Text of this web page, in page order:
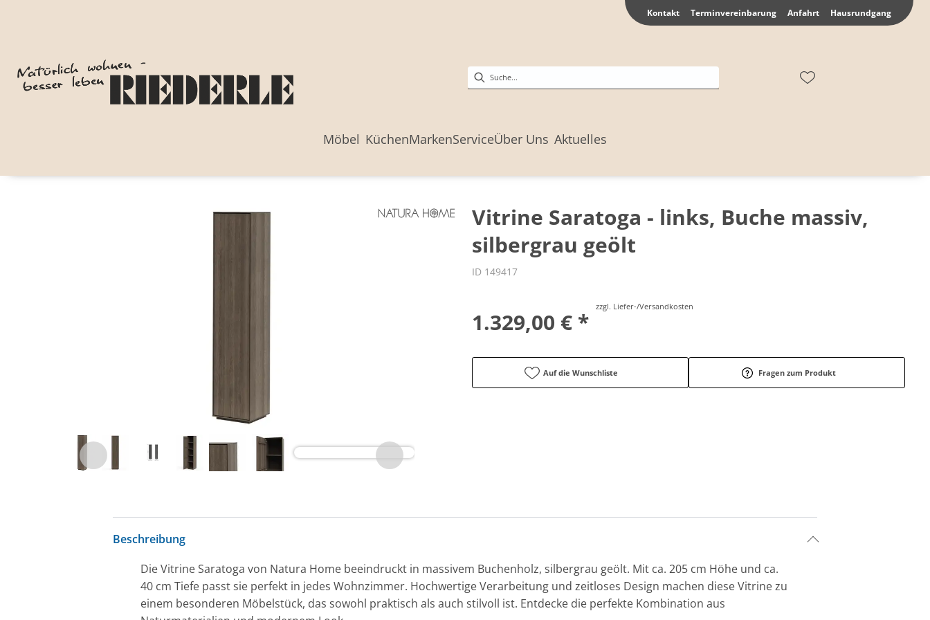
Kontakt Terminvereinbarung Anfahrt Hausrundgang
Möbel KüchenMarkenServiceÜber Uns Aktuelles
Vitrine Saratoga - links, Buche massiv,
silbergrau geölt
ID 149417
1.329,00 € *
zzgl. Liefer-/Versandkosten
Auf die Wunschliste Fragen zum Produkt
Beschreibung
Die Vitrine Saratoga von Natura Home beeindruckt in massivem Buchenholz, silbergrau geölt. Mit ca. 205 cm Höhe und ca.
40 cm Tiefe passt sie perfekt in jedes Wohnzimmer. Hochwertige Verarbeitung und zeitloses Design machen diese Vitrine zu
einem besonderen Möbelstück, das sowohl praktisch als auch stilvoll ist. Entdecke die perfekte Kombination aus